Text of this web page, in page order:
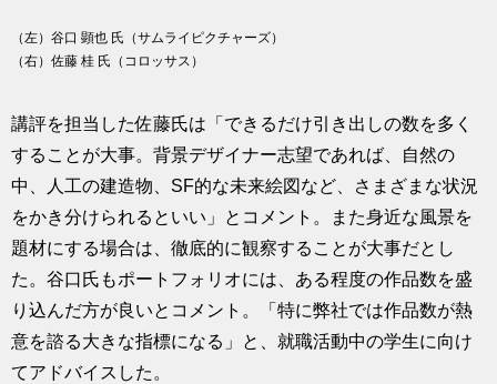
（左）谷口 顕也 氏（サムライピクチャーズ）
（右）佐藤 桂 氏（コロッサス）
講評を担当した佐藤氏は「できるだけ引き出しの数を多く
することが大事。背景デザイナー志望であれば、自然の
中、人工の建造物、SF的な未来絵図など、さまざまな状況
をかき分けられるといい」とコメント。また身近な風景を
題材にする場合は、徹底的に観察することが大事だとし
た。谷口氏もポートフォリオには、ある程度の作品数を盛
り込んだ方が良いとコメント。「特に弊社では作品数が熱
意を諮る大きな指標になる」と、就職活動中の学生に向け
てアドバイスした。